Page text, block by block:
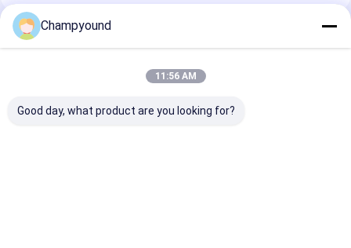
推薦されたプロダクト
Champyound
11:56 AM
Good day, what product are you looking for?